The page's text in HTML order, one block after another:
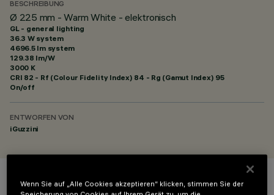
BESCHREIBUNG
Ø 225 mm - Warm White - elektronisch
GL - general lighting
36.3 W system
4696.5 lm system
129.38 lm/W
3000 K
CRI 82 - Rf (Colour Fidelity Index) 84 - Rg (Gamut Index) 95
On/off
ENTWORFEN VON
iGuzzini
FARBE
Wenn Sie auf „Alle Cookies akzeptieren“ klicken, stimmen Sie der